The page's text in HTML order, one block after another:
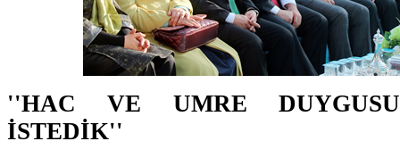
''HAC VE UMRE
İSTEDİK''